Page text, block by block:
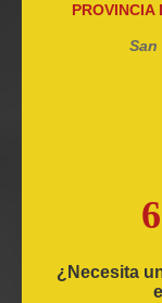
PROVINCIA
San
¿Necesita